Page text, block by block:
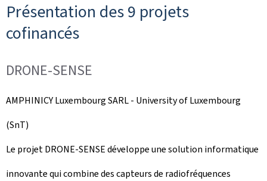
Présentation des 9 projets
cofinancés
DRONE-SENSE
AMPHINICY Luxembourg SARL - University of Luxembourg
(SnT)
Le projet DRONE-SENSE développe une solution informatique
innovante qui combine des capteurs de radiofréquences